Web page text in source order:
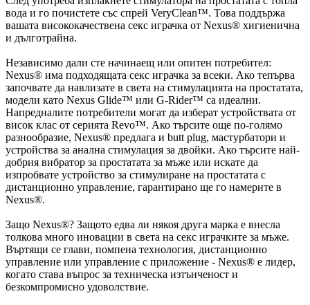
вода и го почистете със спрей VeryClean™. Това поддържа
вашата висококачествена секс играчка от Nexus® хигиенична
и дълготрайна.
Независимо дали сте начинаещ или опитен потребител:
Nexus® има подходящата секс играчка за всеки. Ако тепърва
започвате да навлизате в света на стимулацията на простатата,
модели като Nexus Glide™ или G-Rider™ са идеални.
Напредналите потребители могат да изберат устройствата от
висок клас от серията Revo™. Ако търсите още по-голямо
разнообразие, Nexus® предлага и butt plug, мастурбатори и
устройства за анална стимулация за двойки. Ако търсите най-
добрия вибратор за простатата за мъже или искате да
изпробвате устройство за стимулиране на простатата с
дистанционно управление, гарантирано ще го намерите в
Nexus®.
Защо Nexus®? Защото едва ли някоя друга марка е внесла
толкова много иновации в света на секс играчките за мъже.
Въртящи се глави, помпена технология, дистанционно
управление или управление с приложение - Nexus® е лидер,
когато става въпрос за техническа изтънченост и
безкомпромисно удоволствие.